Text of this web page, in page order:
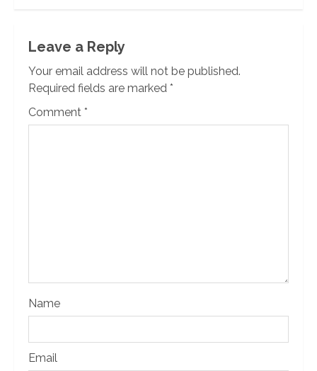
Leave a Reply
Your email address will not be published.
Required fields are marked *
Comment *
Name
Email